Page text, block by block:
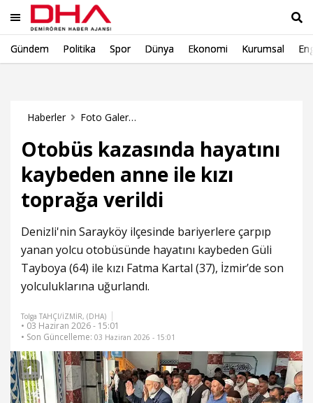
Gündem Politika Spor Dünya Ekonomi Kurumsal
Haberler Foto Galeri Haberleri
Otobüs kazasında hayatını
kaybeden anne ile kızı
toprağa verildi
Denizli'nin Sarayköy ilçesinde bariyerlere çarpıp
yanan yolcu otobüsünde hayatını kaybeden Güli
Tayboya (64) ile kızı Fatma Kartal (37), İzmir’de son
yolculuklarına uğurlandı.
Tolga TAHÇI/İZMİR, (DHA)
• 03 Haziran 2026 - 15:01
• Son Güncelleme: 03 Haziran 2026 - 15:01
1